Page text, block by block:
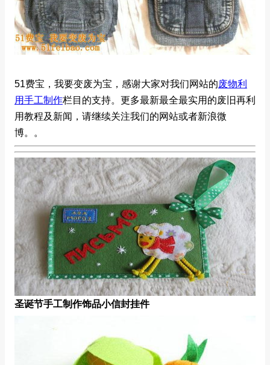
51费宝，我要变废为宝，感谢大家对我们网站的废物利
用手工制作栏目的支持。更多最新最全最实用的废旧再利
用教程及新闻，请继续关注我们的网站或者新浪微
博。
。
圣诞节手工制作饰品小信封挂件